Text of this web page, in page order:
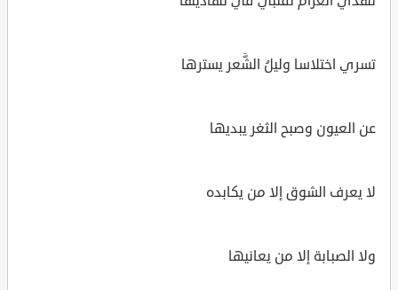
تسري اختلاسا وليلُ الشَّعر يسترها
عن العيون وصبح الثغر يبديها
لا يعرف الشوق إلا من يكابده
ولا الصبابة إلا من يعانيها